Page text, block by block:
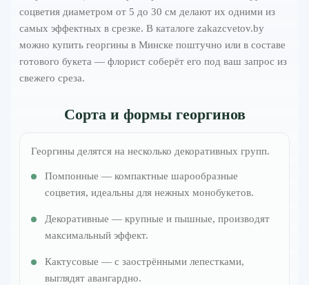
соцветия диаметром от 5 до 30 см делают их одними из
самых эффектных в срезке. В каталоге zakazcvetov.by
можно купить георгины в Минске поштучно или в составе
готового букета — флорист соберёт его под ваш запрос из
свежего среза.
Сорта и формы георгинов
Георгины делятся на несколько декоративных групп.
Помпонные — компактные шарообразные
соцветия, идеальны для нежных монобукетов.
Декоративные — крупные и пышные, производят
максимальный эффект.
Кактусовые — с заострёнными лепестками,
выглядят авангардно.